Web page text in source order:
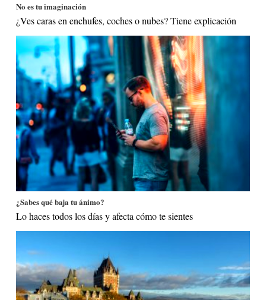
No es tu imaginación
¿Ves caras en enchufes, coches o nubes? Tiene explicación
¿Sabes qué baja tu ánimo?
Lo haces todos los días y afecta cómo te sientes